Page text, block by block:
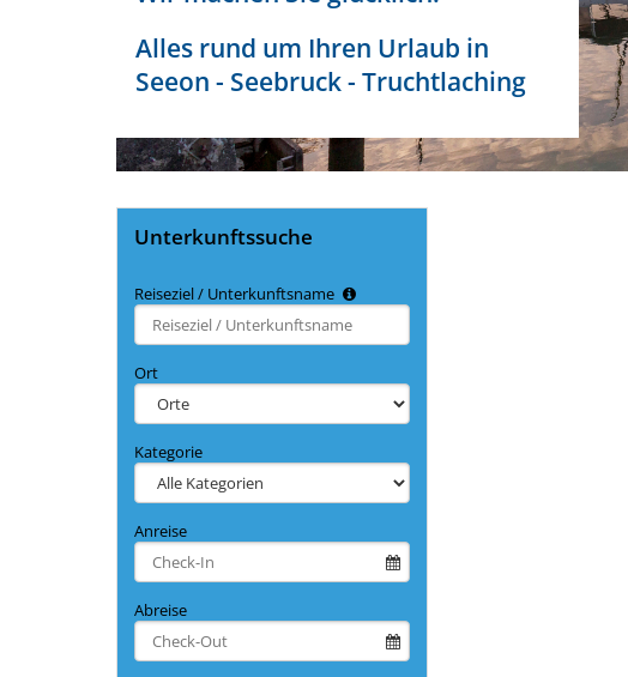
Alles rund um Ihren Urlaub in
Seeon - Seebruck - Truchtlaching
Unterkunftssuche
Reiseziel / Unterkunftsname
Ort
Kategorie
Anreise
Abreise